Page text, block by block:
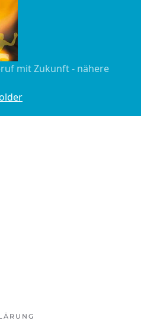
mit Zukunft - nähere